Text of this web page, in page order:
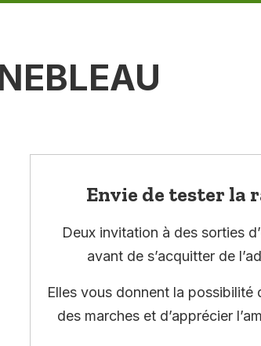
Envie de tester la
Deux invitation à des sorties
avant de s’acquitter de
Elles vous donnent la possibilité
des marches et d’apprécier